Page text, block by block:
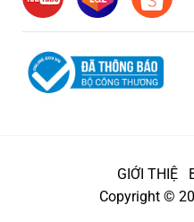
GIỚI THIỆ
Copyright ©